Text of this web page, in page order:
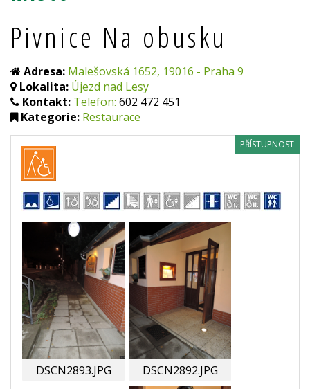
Pivnice Na obusku
Adresa: Malešovská 1652, 19016 - Praha 9
Lokalita: Újezd nad Lesy
Kontakt: Telefon: 602 472 451
Kategorie: Restaurace
PŘÍSTUPNOST
DSCN2893.JPG DSCN2892.JPG